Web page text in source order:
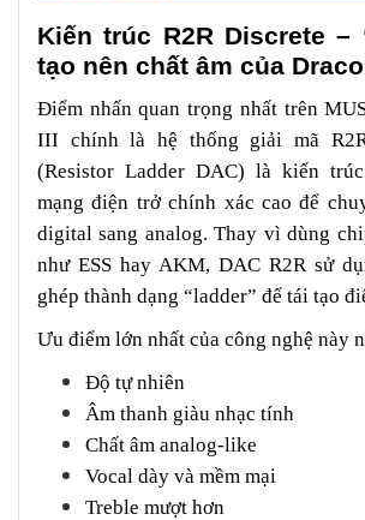
Kiến trúc R2R Discrete –
tạo nên chất âm của
Điểm nhấn quan trọng nhất trên
III chính là hệ thống giải mã
(Resistor Ladder DAC) là kiến
mạng điện trở chính xác cao để
digital sang analog. Thay vì dùng
như ESS hay AKM, DAC R2R sử
ghép thành dạng “ladder” để tái tạo
Ưu điểm lớn nhất của công nghệ này
Độ tự nhiên
Âm thanh giàu nhạc tính
Chất âm analog-like
Vocal dày và mềm mại
Treble mượt hơn